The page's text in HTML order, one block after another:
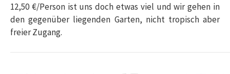
12,50 €/Person ist uns doch etwas viel und wir gehen in
den gegenüber liegenden Garten, nicht tropisch aber
freier Zugang.